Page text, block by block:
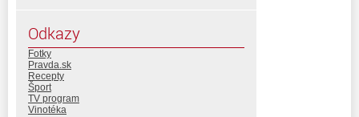
Odkazy
Fotky
Pravda.sk
Recepty
Šport
TV program
Vinotéka